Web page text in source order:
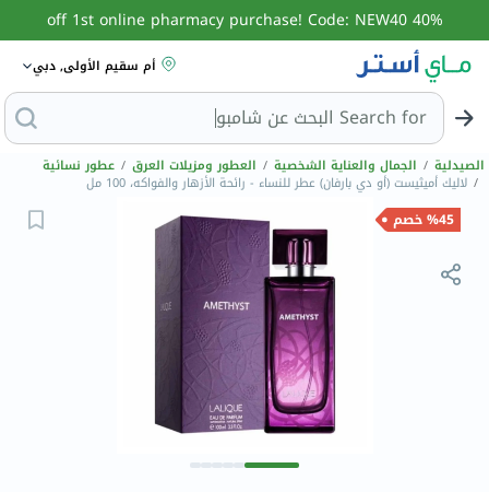
40% off 1st online pharmacy purchase! Code: NEW40
أم سقيم الأولى, دبي
Search for
الصيدلية / الجمال والعناية الشخصية / العطور ومزيلات العرق / عطور نسائية
/ لاليك أميثيست (أو دي بارفان) عطر للنساء - رائحة الأزهار والفواكه، 100 مل
%45 خصم